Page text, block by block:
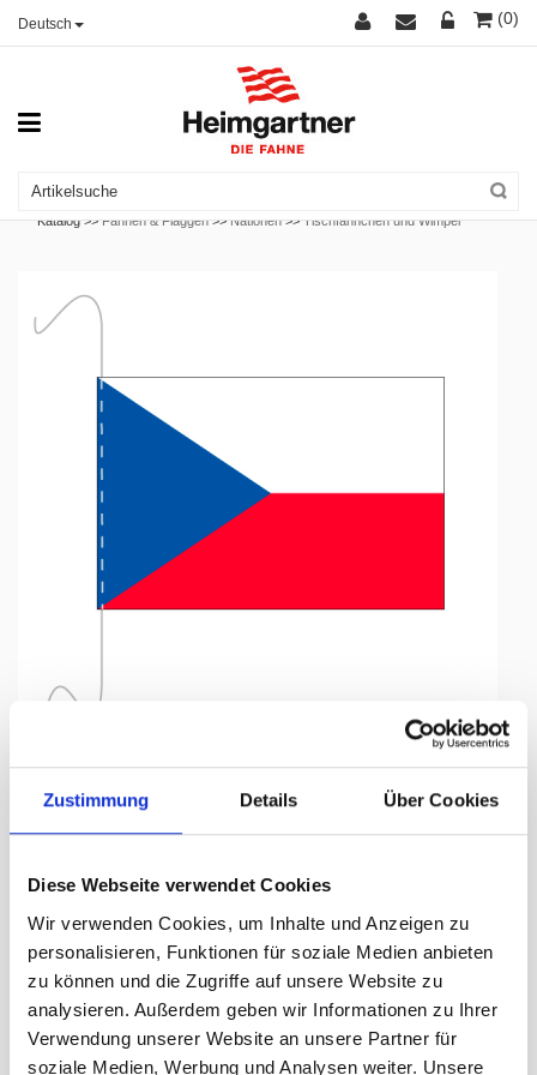
Zustimmung Details Über Cookies
Diese Webseite verwendet Cookies
Wir verwenden Cookies, um Inhalte und Anzeigen zu
personalisieren, Funktionen für soziale Medien anbieten
zu können und die Zugriffe auf unsere Website zu
analysieren. Außerdem geben wir Informationen zu Ihrer
Verwendung unserer Website an unsere Partner für
soziale Medien, Werbung und Analysen weiter. Unsere
Deutsch (0)
Katalog >>Fahnen & Flaggen >>Nationen >>Tischfähnchen und Wimpel
Tischfähnli, inkl.Kordel
Tschechien, 15 x 22.5 cm
Lieferzeit Tage: ca. 5-7 Arbeitstage
16.50 CHF